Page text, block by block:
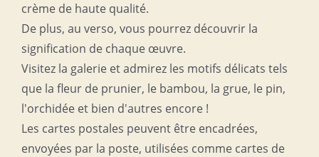
crème de haute qualité.
De plus, au verso, vous pourrez découvrir la
signification de chaque œuvre.
Visitez la galerie et admirez les motifs délicats tels
que la fleur de prunier, le bambou, la grue, le pin,
l'orchidée et bien d'autres encore !
Les cartes postales peuvent être encadrées,
envoyées par la poste, utilisées comme cartes de